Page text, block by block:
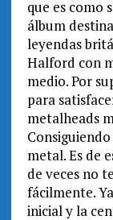
que es como
álbum
leyendas
Halford con
medio. Por
para
metalheads
metal. Es de
de veces no
fácilmente.
inicial y la